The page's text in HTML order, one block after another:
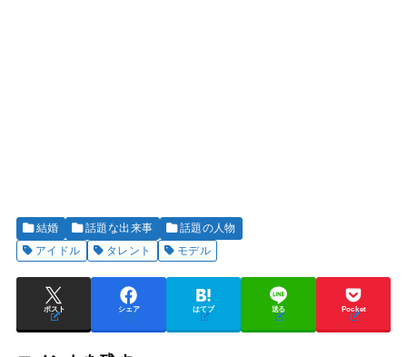
結婚 話題な出来事
話題の人物
アイドル
タレント モデル
ポスト シェア はてブ 送る Pocket